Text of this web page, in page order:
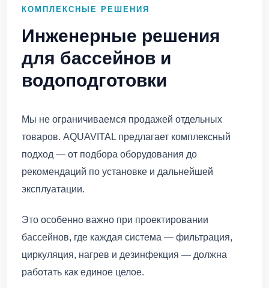
КОМПЛЕКСНЫЕ РЕШЕНИЯ
Инженерные решения
для бассейнов и
водоподготовки
Мы не ограничиваемся продажей отдельных
товаров. AQUAVITAL предлагает комплексный
подход — от подбора оборудования до
рекомендаций по установке и дальнейшей
эксплуатации.
Это особенно важно при проектировании
бассейнов, где каждая система — фильтрация,
циркуляция, нагрев и дезинфекция — должна
работать как единое целое.